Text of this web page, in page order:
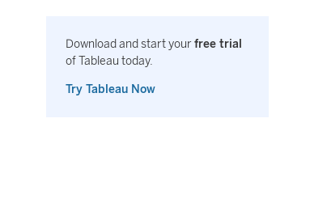
Download and start yourfree trial
of Tableau today.
Try Tableau Now